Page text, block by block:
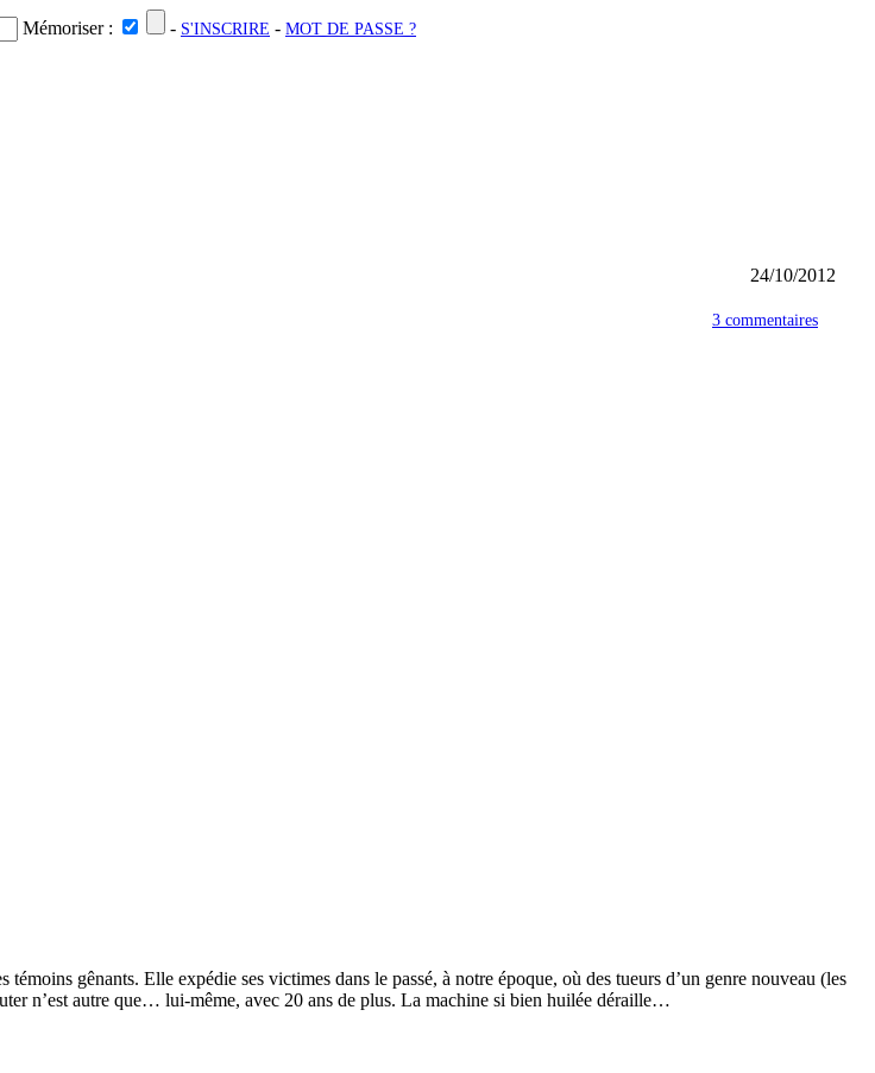
Mémoriser : - S'INSCRIRE - MOT DE PASSE ?
24/10/2012
3 commentaires
gênants. Elle expédie ses victimes dans le passé, à notre époque, où des tueurs d’un genre nouveau (les
n’est autre que… lui-même, avec 20 ans de plus. La machine si bien huilée déraille…